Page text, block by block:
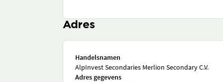
Adres
Handelsnamen
AlpInvest Secondaries Merlion Secondary C.V.
Adres gegevens